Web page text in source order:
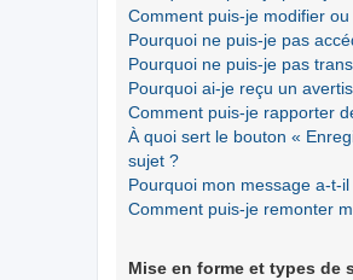
Comment puis-je modifier
Pourquoi ne puis-je pas
Pourquoi ne puis-je pas
Pourquoi ai-je reçu un
Comment puis-je rapporter
À quoi sert le bouton «
sujet ?
Pourquoi mon message a-t-
Comment puis-je remonter
Mise en forme et types de